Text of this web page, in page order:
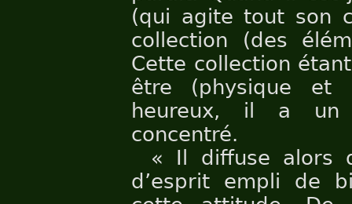
(qui agite tout son
collection (des
Cette collection
être (physique et
heureux, il a un
concentré.
« Il diffuse alors
d’esprit empli de